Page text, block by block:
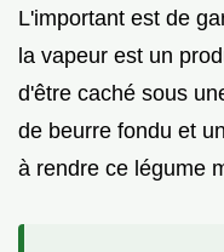
L'important est de
la vapeur est un
d'être caché sous
de beurre fondu et
à rendre ce légume